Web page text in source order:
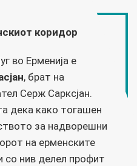
коридор
во Ерменија е
, брат на
Серж Сарксјан.
дека како тогашен
за надворешни
на ерменските
со нив делел профит